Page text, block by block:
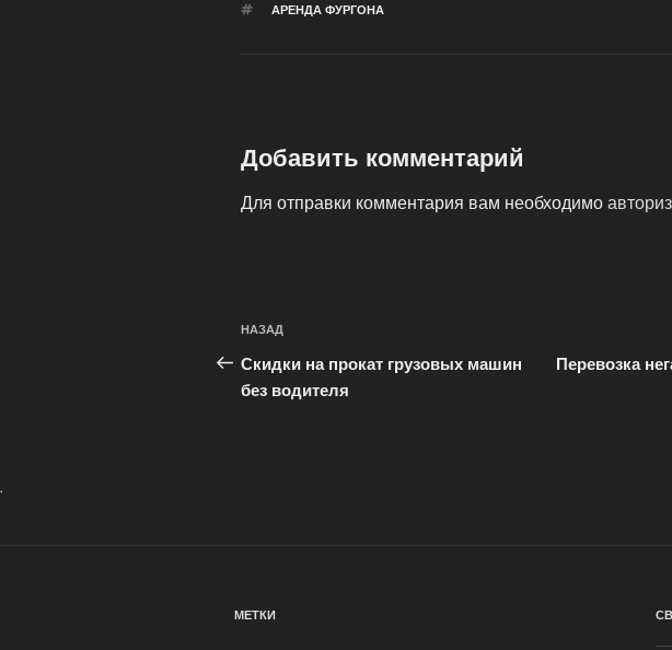
МЕТКИ
АРЕНДА ФУРГОНА
Добавить комментарий
Для отправки комментария вам необходимо
Навигация
по
записям
Предыдущая
запись:
НАЗАД
Скидки на прокат грузовых машин
без водителя
Перевозка
.
МЕТКИ